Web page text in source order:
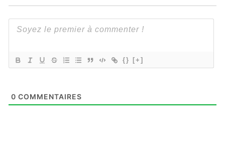
{} [+]
0 COMMENTAIRES